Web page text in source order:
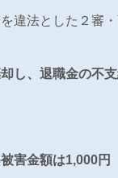
違法とした２審
し、退職金の不
被害金額は1,000円